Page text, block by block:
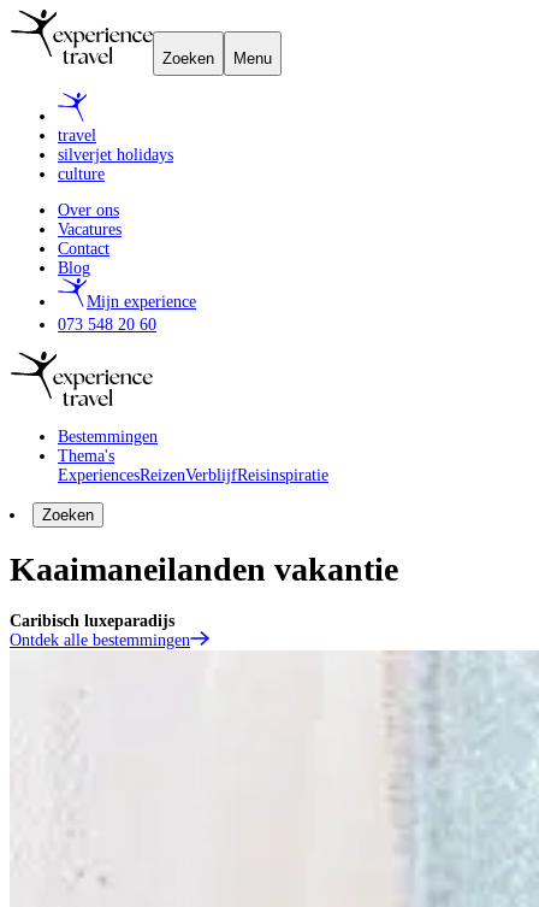
Zoeken Menu
travel
silverjet holidays
culture
Over ons
Vacatures
Contact
Blog
Mijn experience
073 548 20 60
Bestemmingen
Thema's
ExperiencesReizenVerblijfReisinspiratie
Zoeken
Kaaimaneilanden vakantie
Caribisch luxeparadijs
Ontdek alle bestemmingen